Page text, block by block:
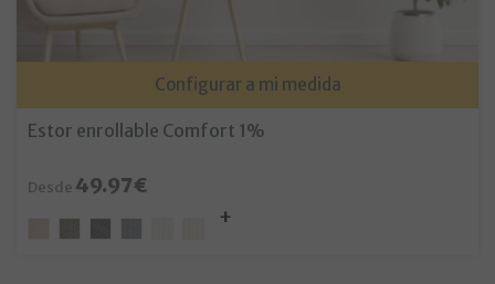
Configurar a mi medida
Estor enrollable Comfort 1%
Desde 49.97€